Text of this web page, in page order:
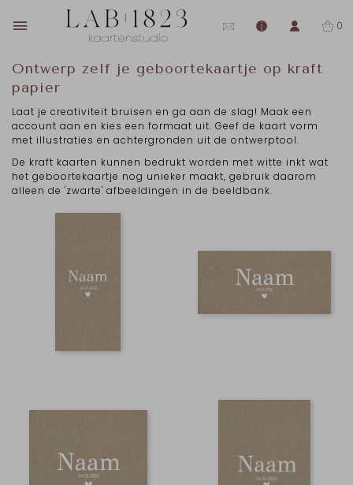
0
Ontwerp zelf je geboortekaartje op kraft
papier
Laat je creativiteit bruisen en ga aan de slag! Maak een
account aan en kies een formaat uit. Geef de kaart vorm
met illustraties en achtergronden uit de ontwerptool.
De kraft kaarten kunnen bedrukt worden met witte inkt wat
het geboortekaartje nog unieker maakt, gebruik daarom
alleen de 'zwarte' afbeeldingen in de beeldbank.